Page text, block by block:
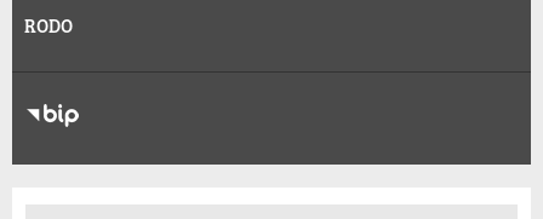
RODO
RODO